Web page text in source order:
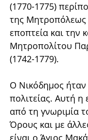
(1770-1775)
της Μητροπόλεως
εποπτεία και την
Μητροπολίτου
(1742-1779).
Ο Νικόδημος ήταν
πολιτείας. Αυτή η
από τη γνωριμία
Όρους και με
είναι ο Άγιος